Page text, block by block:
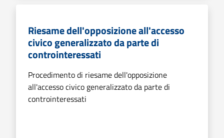
Riesame dell'opposizione all'accesso
civico generalizzato da parte di
controinteressati
Procedimento di riesame dell'opposizione
all'accesso civico generalizzato da parte di
controinteressati